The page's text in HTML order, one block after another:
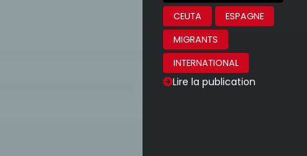
CEUTA
ESPAGNE
MIGRANTS
INTERNATIONAL
Lire la publication